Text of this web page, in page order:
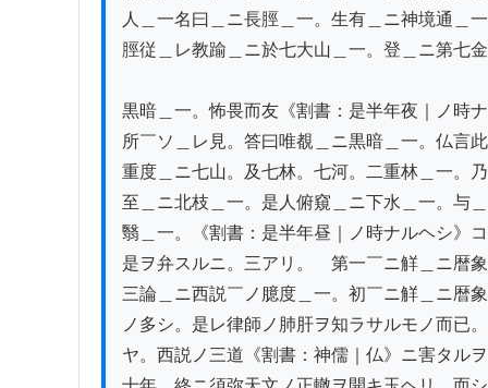
人＿一名曰＿ニ長脛＿一。生有＿ニ神境通＿
脛従＿レ教踰＿ニ於七大山＿一。登＿ニ第七
黒暗＿一。怖畏而友《割書：是半年夜｜ノ時
所￣ソ＿レ見。答曰唯覩＿ニ黒暗＿一。仏言
重度＿ニ七山。及七林。七河。二重林＿一。
至＿ニ北枝＿一。是人俯窺＿ニ下水＿一。与
翳＿一。《割書：是半年昼｜ノ時ナルヘシ》
是ヲ弁スルニ。三アリ。　第一￣ニ觧＿ニ暦
三論＿ニ西説￣ノ臆度＿一。初￣ニ觧＿ニ暦
ノ多シ。是レ律師ノ肺肝ヲ知ラサルモノ而已
ヤ。西説ノ三道《割書：神儒｜仏》ニ害タル